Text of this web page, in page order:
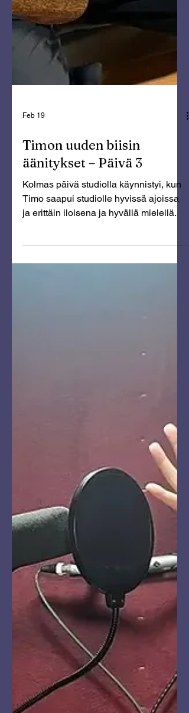
Timon uuden biisin
äänitykset – Päivä 3
Kolmas päivä studiolla käynnistyi, kun
Timo saapui studiolle hyvissä ajoissa